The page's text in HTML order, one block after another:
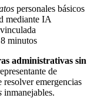
personales básicos
mediante IA
vinculada
minutos
administrativas sin
de
emergencias
inmanejables.